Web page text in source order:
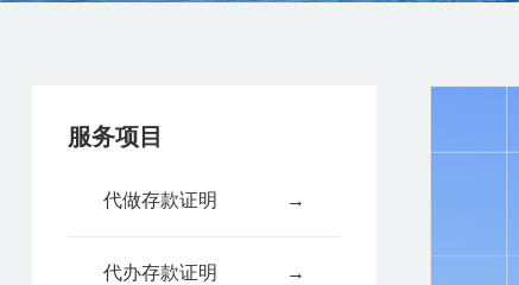
服务项目
代做存款证明 →
代办存款证明 →